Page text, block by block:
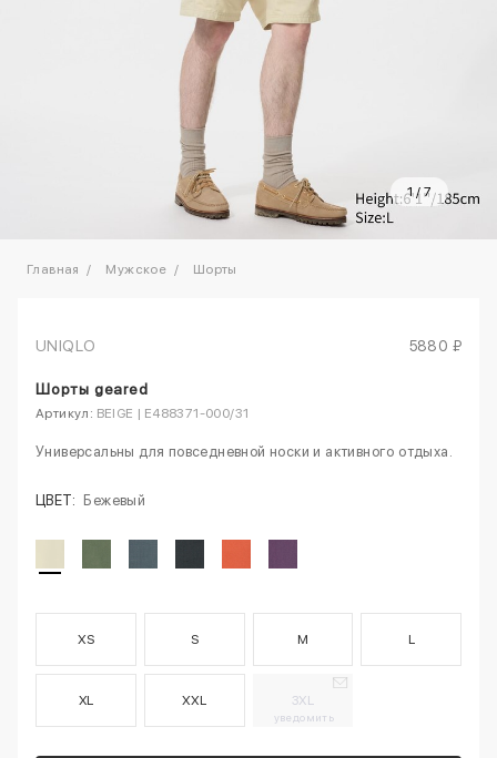
1/ 7
Главная Мужское Шорты
UNIQLO 5880 ₽
Шорты geared
Артикул: BEIGE | E488371-000/31
Универсальны для повседневной носки и активного отдыха.
ЦВЕТ: Бежевый
XS S M L
XL XXL 3XL
уведомить